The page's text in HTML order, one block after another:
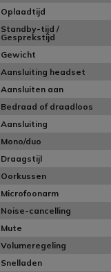
Oplaadtijd
Standby-tijd /
Gesprekstijd
Gewicht
Aansluiting headset
Aansluiten aan
Bedraad of draadloos
Aansluiting
Mono/duo
Draagstijl
Oorkussen
Microfoonarm
Noise-cancelling
Mute
Volumeregeling
Snelladen